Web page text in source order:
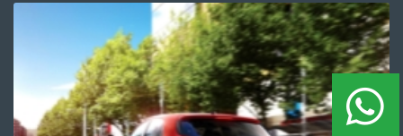
Serviços
Revisão
Assistência Técnica
Peças e acessórios